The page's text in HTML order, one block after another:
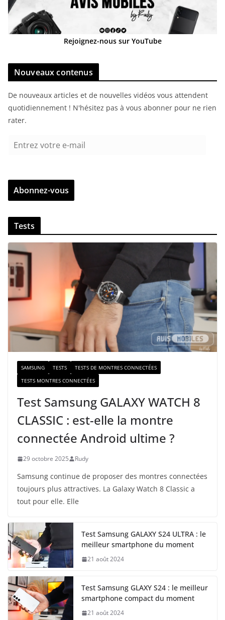
Rejoignez-nous sur YouTube
Nouveaux contenus
De nouveaux articles et de nouvelles vidéos vous attendent
quotidiennement ! N'hésitez pas à vous abonner pour ne rien
rater.
r
z
v
t
r
e
e
m
i
Abonnez-vous
Tests
SAMSUNG TESTS
TESTS DE MONTRES CONNECTÉES
TESTS MONTRES CONNECTÉES
Test Samsung GALAXY WATCH 8
CLASSIC : est-elle la montre
connectée Android ultime ?
29 octobre 2025 Rudy
Samsung continue de proposer des montres connectées
toujours plus attractives. La Galaxy Watch 8 Classic a
tout pour elle. Elle
Test Samsung GALAXY S24 ULTRA : le
meilleur smartphone du moment
21 août 2024
Test Samsung GLAXY S24 : le meilleur
smartphone compact du moment
21 août 2024